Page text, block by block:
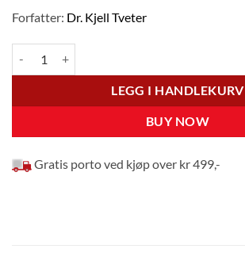
var:
kr349.
er:
Forfatter: Dr. Kjell Tveter
LEGG I HANDLEKURV
BUY NOW
Gratis porto ved kjøp over kr 499,-